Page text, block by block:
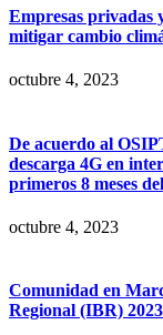
Empresas privadas
mitigar cambio
octubre 4, 2023
De acuerdo al
descarga 4G en
primeros 8 meses
octubre 4, 2023
Comunidad en
Regional (IBR)